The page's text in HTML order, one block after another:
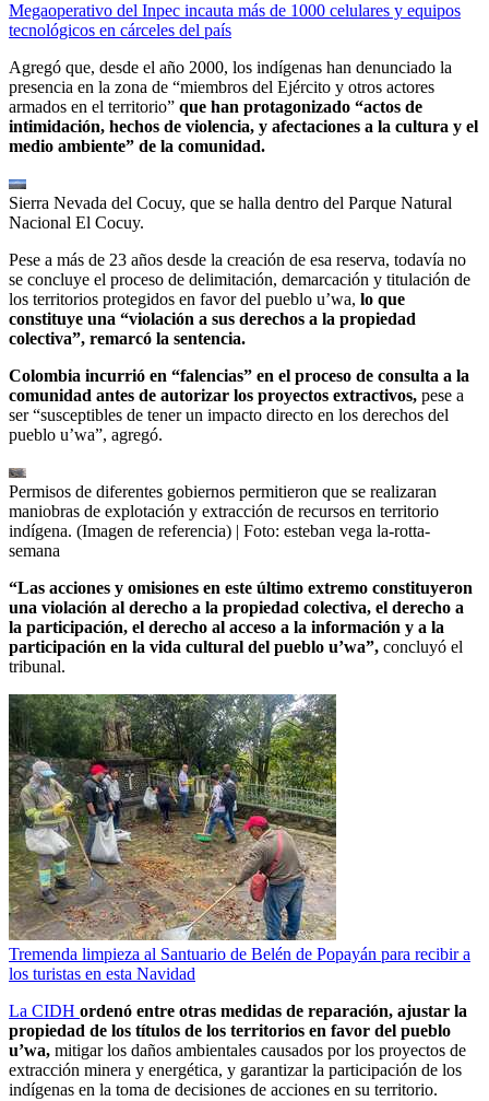
Megaoperativo del Inpec incauta más de 1000 celulares y equipos
tecnológicos en cárceles del país
Agregó que, desde el año 2000, los indígenas han denunciado la
presencia en la zona de “miembros del Ejército y otros actores
armados en el territorio” que han protagonizado “actos de
intimidación, hechos de violencia, y afectaciones a la cultura y el
medio ambiente” de la comunidad.
Sierra Nevada del Cocuy, que se halla dentro del Parque Natural
Nacional El Cocuy.
Pese a más de 23 años desde la creación de esa reserva, todavía no
se concluye el proceso de delimitación, demarcación y titulación de
los territorios protegidos en favor del pueblo u’wa, lo que
constituye una “violación a sus derechos a la propiedad
colectiva”, remarcó la sentencia.
Colombia incurrió en “falencias” en el proceso de consulta a la
comunidad antes de autorizar los proyectos extractivos, pese a
ser “susceptibles de tener un impacto directo en los derechos del
pueblo u’wa”, agregó.
Permisos de diferentes gobiernos permitieron que se realizaran
maniobras de explotación y extracción de recursos en territorio
indígena. (Imagen de referencia) | Foto: esteban vega la-rotta-
semana
“Las acciones y omisiones en este último extremo constituyeron
una violación al derecho a la propiedad colectiva, el derecho a
la participación, el derecho al acceso a la información y a la
participación en la vida cultural del pueblo u’wa”, concluyó el
tribunal.
Tremenda limpieza al Santuario de Belén de Popayán para recibir a
los turistas en esta Navidad
La CIDH ordenó entre otras medidas de reparación, ajustar la
propiedad de los títulos de los territorios en favor del pueblo
u’wa, mitigar los daños ambientales causados por los proyectos de
extracción minera y energética, y garantizar la participación de los
indígenas en la toma de decisiones de acciones en su territorio.